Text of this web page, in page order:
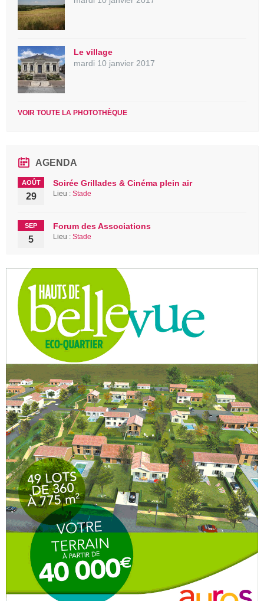
Le village
mardi 10 janvier 2017
VOIR TOUTE LA PHOTOTHÈQUE
AGENDA
AOÛT
29
Soirée Grillades & Cinéma plein air
Lieu : Stade
SEP
5
Forum des Associations
Lieu : Stade